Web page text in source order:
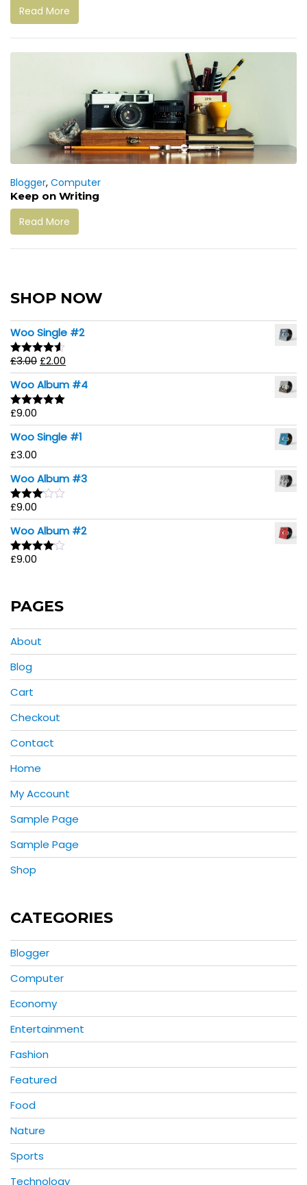
Read More
Blogger, Computer
Keep on Writing
Read More
SHOP NOW
Woo Single #2
Rated 4.50
out of 5
£3.00£2.00
Woo Album #4
Rated
out of 5
£9.00
Woo Single #1
£3.00
Woo Album #3
Rated
3.00
out of
5
£9.00
Woo Album #2
Rated
£9.00
PAGES
About
Blog
Cart
Checkout
Contact
Home
My Account
Sample Page
Sample Page
Shop
CATEGORIES
Blogger
Computer
Economy
Entertainment
Fashion
Featured
Food
Nature
Sports
Technology